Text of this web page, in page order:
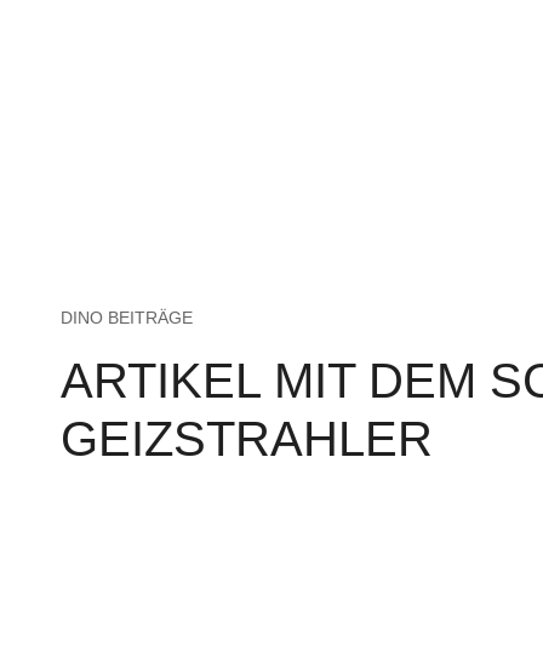
DINO BEITRÄGE
ARTIKEL MIT DEM
GEIZSTRAHLER